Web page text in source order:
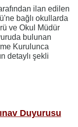
ilan edilen
bağlı okullarda
ve Okul Müdür
bulunan
Kurulunca
detaylı şekli
Duyurusu